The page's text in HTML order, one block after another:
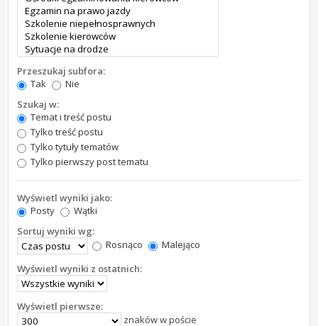
Przeszukaj subfora:
Tak
Nie
Szukaj w:
Temat i treść postu
Tylko treść postu
Tylko tytuły tematów
Tylko pierwszy post tematu
Wyświetl wyniki jako:
Posty
Wątki
Sortuj wyniki wg:
Rosnąco
Malejąco
Wyświetl wyniki z ostatnich:
Wyświetl pierwsze:
znaków w poście